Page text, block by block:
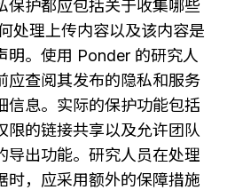
保护都应包括关于收集哪些
处理上传内容以及该内容是
明。使用 Ponder 的研究人
应查阅其发布的隐私和服务
信息。实际的保护功能包括
限的链接共享以及允许团队
导出功能。研究人员在处理
时，应采用额外的保障措施